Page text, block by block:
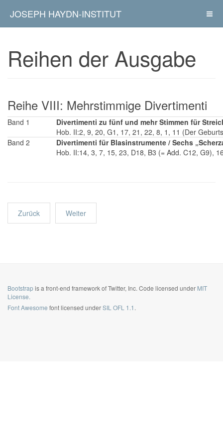
JOSEPH HAYDN-INSTITUT
Reihen der Ausgabe
Reihe VIII: Mehrstimmige Divertimenti
Band 1
Divertimenti zu fünf und mehr Stimmen für
Hob. II:2, 9, 20, G1, 17, 21, 22, 8, 1, 11 (Der
Band 2
Divertimenti für Blasinstrumente / Sechs
Hob. II:14, 3, 7, 15, 23, D18, B3 (= Add. C12, G9),
Zurück Weiter
Bootstrapis a front-end framework of Twitter, Inc. Code licensed under MIT
License.
Font Awesome font licensed underSIL OFL 1.1 .